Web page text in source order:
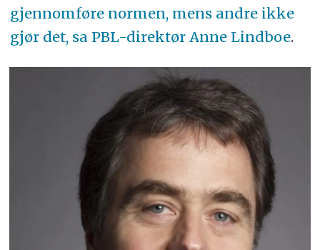
gjennomføre normen, mens andre ikke
gjør det, sa PBL-direktør Anne Lindboe.